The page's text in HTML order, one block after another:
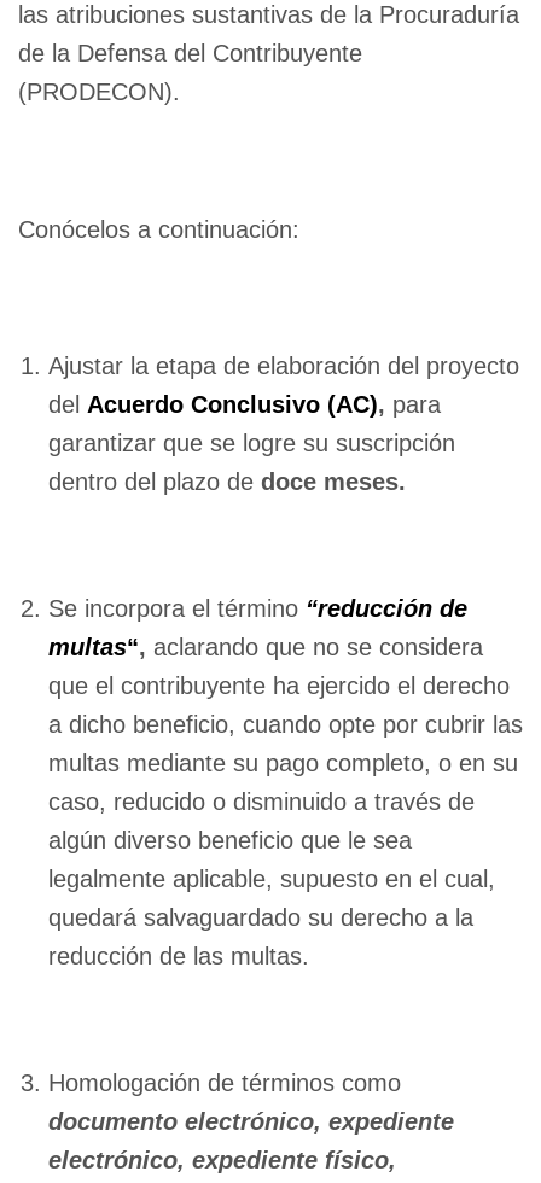
las atribuciones sustantivas de la Procuraduría
de la Defensa del Contribuyente
(PRODECON).
Conócelos a continuación:
Ajustar la etapa de elaboración del proyecto
del Acuerdo Conclusivo (AC), para
garantizar que se logre su suscripción
dentro del plazo de doce meses.
Se incorpora el término “reducción de
multas“, aclarando que no se considera
que el contribuyente ha ejercido el derecho
a dicho beneficio, cuando opte por cubrir las
multas mediante su pago completo, o en su
caso, reducido o disminuido a través de
algún diverso beneficio que le sea
legalmente aplicable, supuesto en el cual,
quedará salvaguardado su derecho a la
reducción de las multas.
Homologación de términos como
documento electrónico, expediente
electrónico, expediente físico,